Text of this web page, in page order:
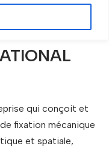
qui conçoit et
fixation mécanique
et spatiale,